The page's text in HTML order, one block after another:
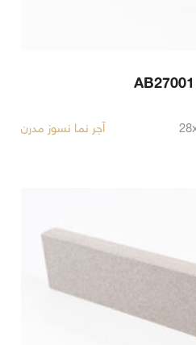
آجر نما نسوز مدرن